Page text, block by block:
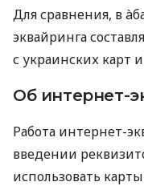
Для сравнения, в
эквайринга
с украинских карт
Об интернет-
Работа интернет-
введении
использовать